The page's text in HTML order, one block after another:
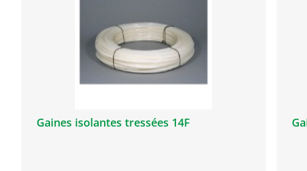
Gaines isolantes tressées 14F